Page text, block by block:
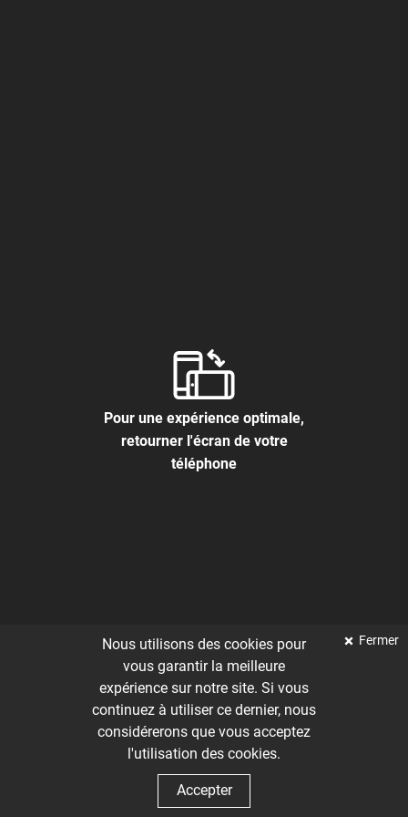
Pour une expérience optimale,
retourner l'écran de votre
téléphone
Nous utilisons des cookies pour
vous garantir la meilleure
expérience sur notre site. Si vous
continuez à utiliser ce dernier, nous
considérerons que vous acceptez
l'utilisation des cookies.
Accepter
Fermer